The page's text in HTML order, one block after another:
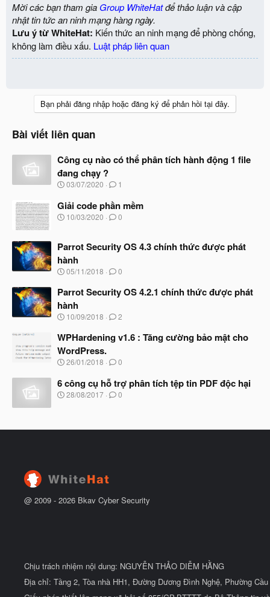
Mời các bạn tham gia Group WhiteHatđể thảo luận và cập
nhật tin tức an ninh mạng hàng ngày.
Lưu ý từ WhiteHat: Kiến thức an ninh mạng để phòng chống,
không làm điều xấu. Luật pháp liên quan
Bạn phải đăng nhập hoặc đăng ký để phản hồi tại đây.
Bài viết liên quan
Công cụ nào có thể phân tích hành động 1 file
đang chạy ?
N
à
y
b
đ
ầ
u
03/07/2020 1
Giải code phần mềm
N
y
ắ
t
ầ
u
10/03/2020 0
Parrot Security OS 4.3 chính thức được phát
hành
N
à
b
ắ
đ
ầ
u
05/11/2018 0
Parrot Security OS 4.2.1 chính thức được phát
hành
N
à
b
ắ
đ
ầ
10/09/2018 2
WPHardening v1.6 : Tăng cường bảo mật cho
WordPress.
N
à
y
b
đ
26/01/2018 0
6 công cụ hỗ trợ phân tích tệp tin PDF độc hại
N
b
u
28/08/2017 0
@ 2009 - 2026 Bkav Cyber Security
Chịu trách nhiệm nội dung: NGUYỄN THẢO DIỄM HẰNG
Địa chỉ: Tầng 2, Tòa nhà HH1, Đường Dương Đình Nghệ, Phường